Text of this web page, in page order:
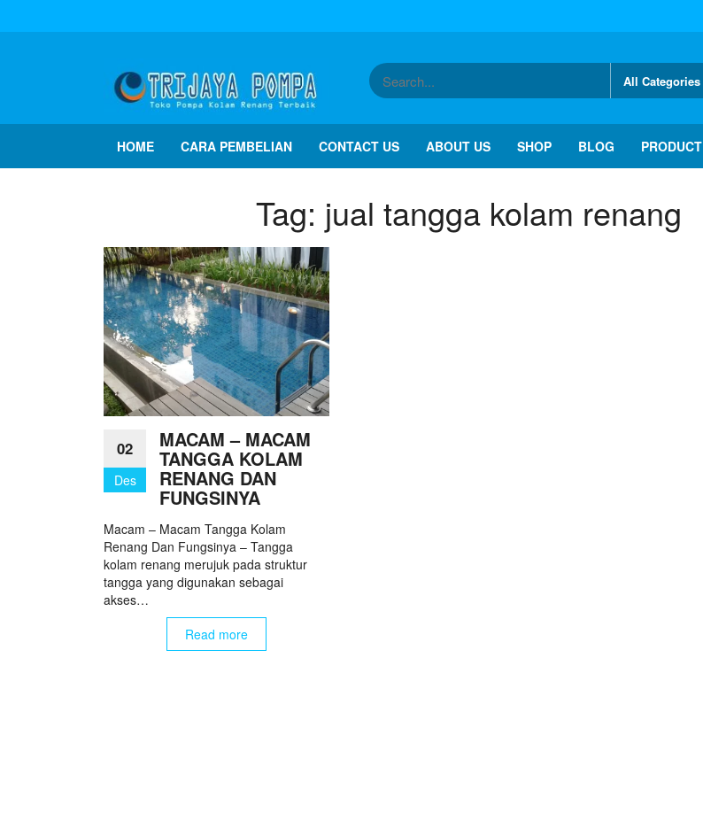
HOME CARA PEMBELIAN CONTACT US ABOUT US SHOP BLOG PRODUCT
Tag: jual tangga kolam renang
02
Des
MACAM – MACAM
TANGGA KOLAM
RENANG DAN
FUNGSINYA
Macam – Macam Tangga Kolam
Renang Dan Fungsinya – Tangga
kolam renang merujuk pada struktur
tangga yang digunakan sebagai
akses…
Read more